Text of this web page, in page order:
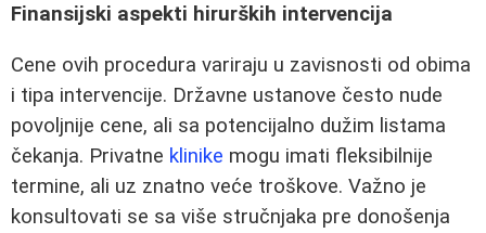
Finansijski aspekti hirurških intervencija
Cene ovih procedura variraju u zavisnosti od obima
i tipa intervencije. Državne ustanove često nude
povoljnije cene, ali sa potencijalno dužim listama
čekanja. Privatne klinike mogu imati fleksibilnije
termine, ali uz znatno veće troškove. Važno je
konsultovati se sa više stručnjaka pre donošenja